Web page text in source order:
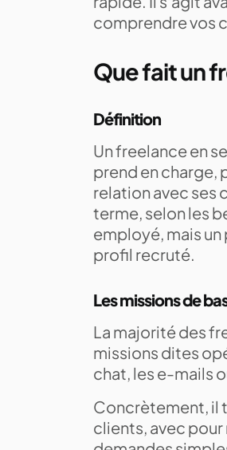
comprendre vos
Que fait un
Définition
Un freelance en
prend en charge,
relation avec ses
terme, selon les
employé, mais
profil recruté.
Les missions de
La majorité des
missions dites
chat, les e-mails
Concrètement, il
clients, avec